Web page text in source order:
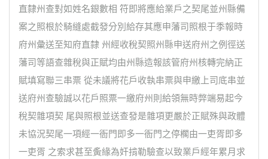
直隸州查對如姓名銀數相 符即將應給業戶之契尾並州縣備
案之照根於騎縫處截發分別給存其應申藩司照根于季報時
府州彙送至知府直隸 州經收稅契照州縣申送府州之例徑送
藩司等語查雜稅與正賦均由州縣造報該管府州核轉完納正
賦填寫聯三串票 從未議將花戶收執串票與申繳上司底串並
送府州查驗誠以花戶照票一繳府州則給領無時弊端易起今
稅契雜項契 尾與照根並送查發是雜項更嚴於正賦殊與政體
未協況契尾一項經一衙門即多一衙門之停櫊由一吏胥即多
一吏胥 之索求甚至夤緣為奸掯勒驗查以致業戶經年累月求